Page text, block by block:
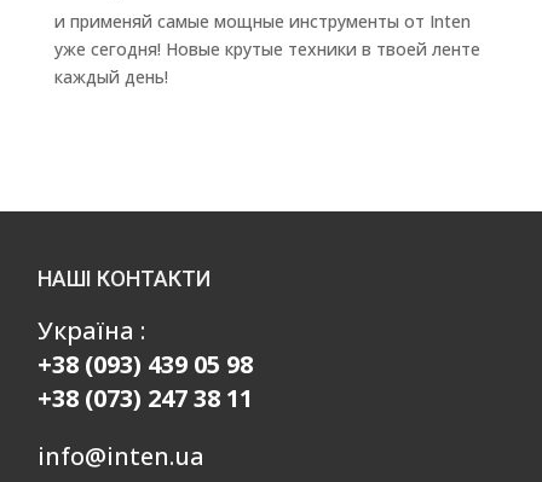
и применяй самые мощные инструменты от Inten
уже сегодня! Новые крутые техники в твоей ленте
каждый день!
НАШІ КОНТАКТИ
Україна :
+38 (093) 439 05 98
+38 (073) 247 38 11
info@inten.ua